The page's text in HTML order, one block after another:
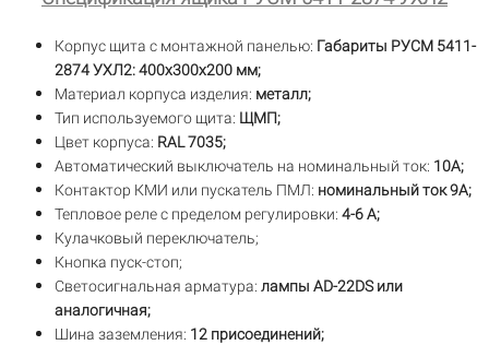
Корпус щита с монтажной панелью: Габариты РУСМ 5411-
2874 УХЛ2: 400х300х200 мм;
Материал корпуса изделия: металл;
Тип используемого щита: ЩМП;
Цвет корпуса: RAL 7035;
Автоматический выключатель на номинальный ток: 10А;
Контактор КМИ или пускатель ПМЛ: номинальный ток 9А;
Тепловое реле с пределом регулировки: 4-6 А;
Кулачковый переключатель;
Кнопка пуск-стоп;
Светосигнальная арматура: лампы AD-22DS или
аналогичная;
Шина заземления: 12 присоединений;